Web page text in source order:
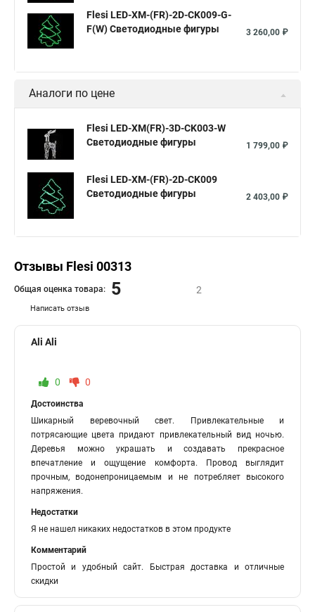
Flesi LED-XM-(FR)-2D-CK009-G-
F(W) Светодиодные фигуры
3 260,00 ₽
Аналоги по цене
Flesi LED-XM(FR)-3D-CK003-W
Светодиодные фигуры
1 799,00 ₽
Flesi LED-XM-(FR)-2D-CK009
Светодиодные фигуры
2 403,00 ₽
Отзывы Flesi 00313
Написать отзыв
Общая оценка товара: 5 2
Ali Ali
0 0
Достоинства
Шикарный веревочный свет. Привлекательные и
потрясающие цвета придают привлекательный вид ночью.
Деревья можно украшать и создавать прекрасное
впечатление и ощущение комфорта. Провод выглядит
прочным, водонепроницаемым и не потребляет высокого
напряжения.
Недостатки
Я не нашел никаких недостатков в этом продукте
Комментарий
Простой и удобный сайт. Быстрая доставка и отличные
скидки